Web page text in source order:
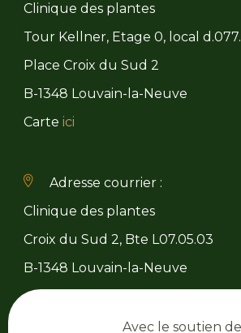
Clinique des plantes
Tour Kellner, Etage 0, local
Place Croix du Sud 2
B-1348 Louvain-la-Neuve
Carte ici
Adresse courrier :
Clinique des plantes
Croix du Sud 2, Bte L07.05.03
B-1348 Louvain-la-Neuve
Avec le soutien de